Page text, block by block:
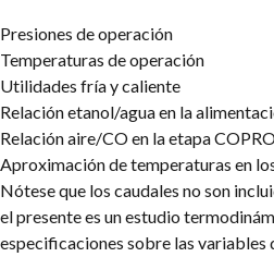
Presiones de operación
Temperaturas de operación
Utilidades fría y caliente
Relación etanol/agua en la
Relación aire/CO en la etapa
Aproximación de temperaturas en
Nótese que los caudales no son
el presente es un estudio
especificaciones sobre las variables